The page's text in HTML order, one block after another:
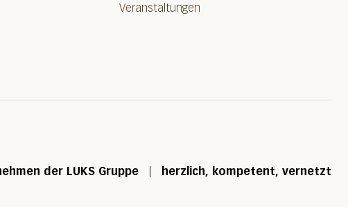
Veranstaltungen
der LUKS Gruppe herzlich, kompetent, vernetzt